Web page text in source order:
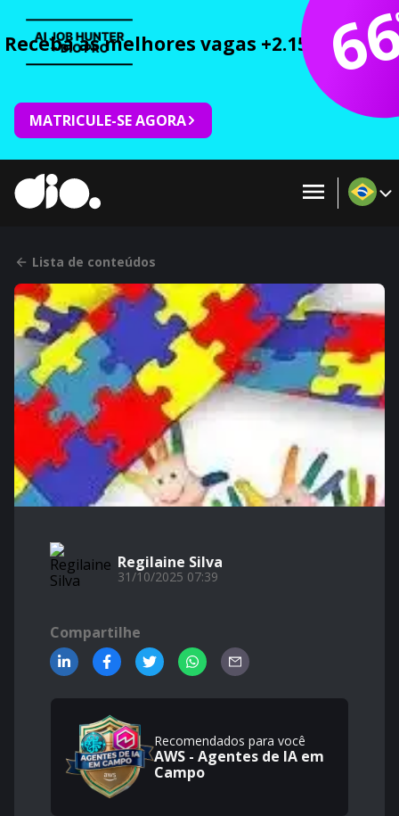
Receba as melhores vagas +2.150 cursos
MATRICULE-SE AGORA
Lista de conteúdos
Regilaine Silva
31/10/2025 07:39
Compartilhe
Recomendados para você
AWS - Agentes de IA em
Campo